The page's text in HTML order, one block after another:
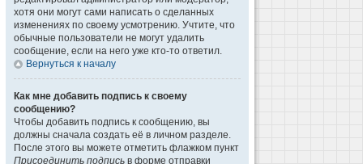
хотя они могут сами написать о сделанных
изменениях по своему усмотрению. Учтите, что
обычные пользователи не могут удалить
сообщение, если на него уже кто-то ответил.
Вернуться к началу
Как мне добавить подпись к своему
сообщению?
Чтобы добавить подпись к сообщению, вы
должны сначала создать её в личном разделе.
После этого вы можете отметить флажком пункт
Присоединить подпись в форме отправки